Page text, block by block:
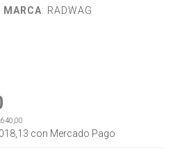
MARCA: RADWAG
con Mercado Pago